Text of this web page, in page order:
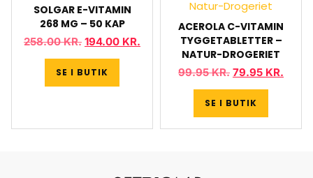
SOLGAR E-VITAMIN
268 MG – 50 KAP
258.00KR. 194.00 KR.
SE I BUTIK
ACEROLA C-VITAMIN
TYGGETABLETTER –
NATUR-DROGERIET
99.95KR. 79.95 KR.
SE I BUTIK